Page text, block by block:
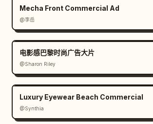
Mecha Front Commercial Ad
@李岳
电影感巴黎时尚广告大片
@Sharon Riley
Luxury Eyewear Beach Commercial
@Synthia